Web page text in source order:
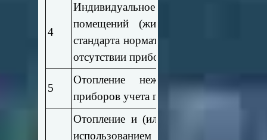
4
Индивидуальное (поквартирное)
помещений (жилых домов,
стандарта нормативной площади
отсутствии приборов учета газа
5
Отопление нежилых помещений
приборов учета газа
Отопление и (или) выработка
использованием котельных всех